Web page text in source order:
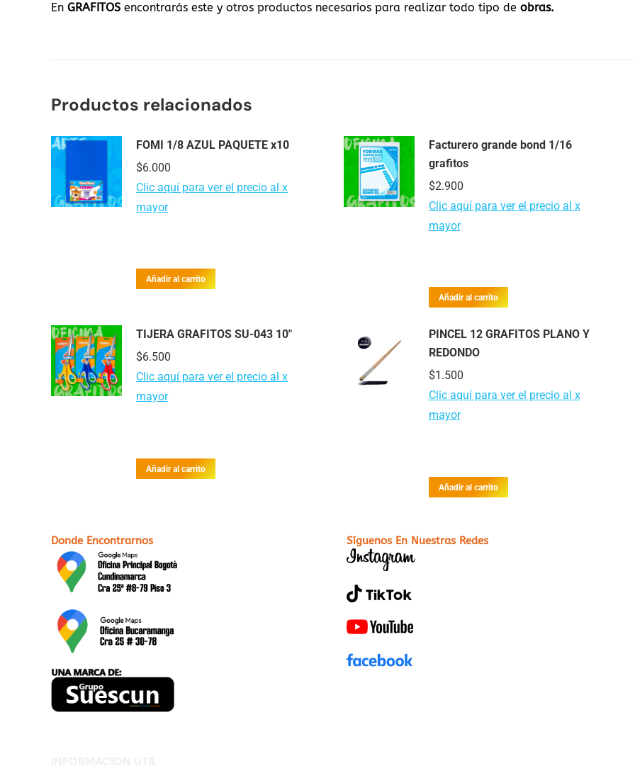
En GRAFITOS encontrarás este y otros productos necesarios para realizar todo tipo de obras.
Productos relacionados
FOMI 1/8 AZUL PAQUETE x10
$6.000
Clic aquí para ver el precio al x
mayor
Añadir al carrito
Facturero grande bond 1/16
grafitos
$2.900
Clic aquí para ver el precio al x
mayor
Añadir al carrito
TIJERA GRAFITOS SU-043 10"
$6.500
Clic aquí para ver el precio al x
mayor
Añadir al carrito
PINCEL 12 GRAFITOS PLANO Y
REDONDO
$1.500
Clic aquí para ver el precio al x
mayor
Añadir al carrito
Donde Encontrarnos Síguenos En Nuestras Redes